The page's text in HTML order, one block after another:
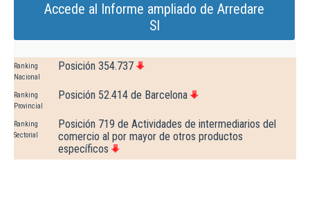
Accede al Informe ampliado de Arredare
Sl
Ranking
Nacional
Posición 354.737
Ranking
Provincial
Posición 52.414 de Barcelona
Ranking
Sectorial
Posición 719 de Actividades de intermediarios del
comercio al por mayor de otros productos
específicos